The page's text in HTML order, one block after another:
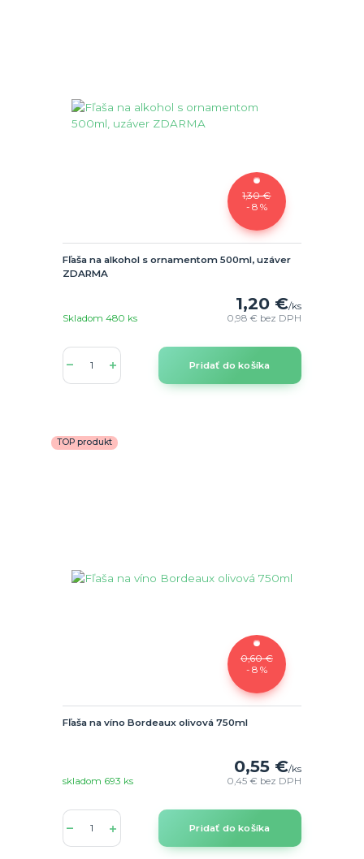
1,30 €
- 8 %
Fľaša na alkohol s ornamentom 500ml, uzáver
ZDARMA
1,20 €/ks
0,98 € bez DPH
Skladom 480 ks
Pridať do košíka
TOP produkt
0,60 €
- 8 %
Fľaša na víno Bordeaux olivová 750ml
0,55 €/ks
0,45 € bez DPH
skladom 693 ks
Pridať do košíka